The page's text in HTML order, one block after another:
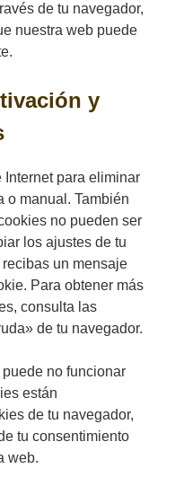
de tu navegador,
nuestra web puede
y
Internet para eliminar
o manual. También
no pueden ser
los ajustes de tu
un mensaje
Para obtener más
consulta las
de tu navegador.
no funcionar
están
de tu navegador,
tu consentimiento
web.